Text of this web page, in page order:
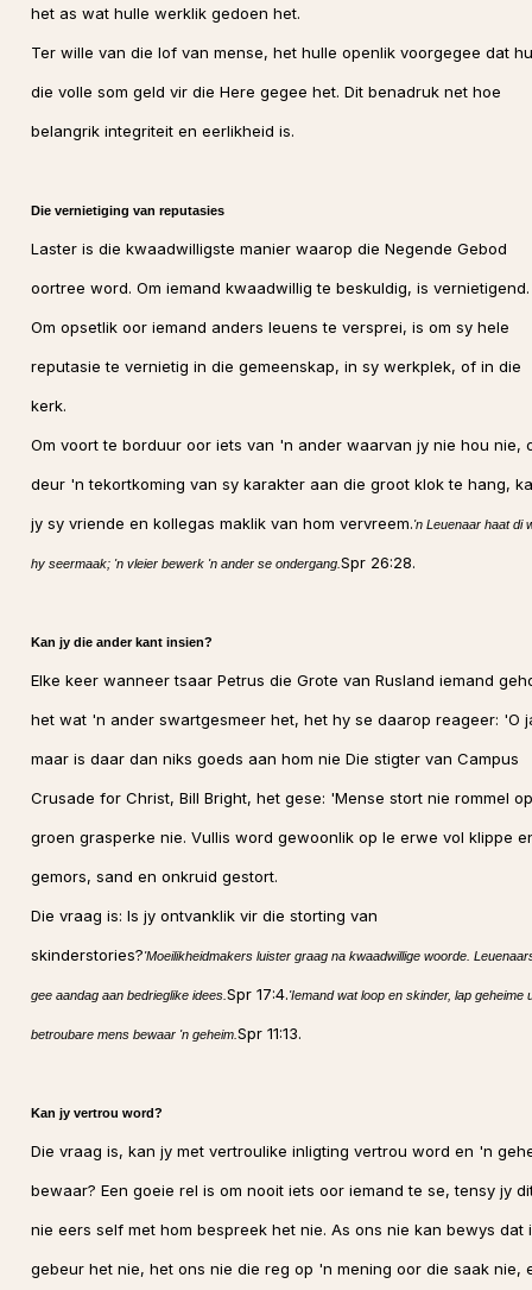
het as wat hulle werklik gedoen het.
Ter wille van die lof van mense, het hulle openlik voorgegee dat
die volle som geld vir die Here gegee het. Dit benadruk net hoe
belangrik integriteit en eerlikheid is.
Die vernietiging van reputasies
Laster is die kwaadwilligste manier waarop die Negende Gebod
oortree word. Om iemand kwaadwillig te beskuldig, is vernietigend.
Om opsetlik oor iemand anders leuens te versprei, is om sy hele
reputasie te vernietig in die gemeenskap, in sy werkplek, of in die
kerk.
Om voort te borduur oor iets van 'n ander waarvan jy nie hou nie,
deur 'n tekortkoming van sy karakter aan die groot klok te hang,
jy sy vriende en kollegas maklik van hom vervreem.'n Leuenaar haat di
hy seermaak; 'n vleier bewerk 'n ander se ondergang. Spr 26:28.
Kan jy die ander kant insien?
Elke keer wanneer tsaar Petrus die Grote van Rusland iemand
het wat 'n ander swartgesmeer het, het hy se daarop reageer: 'O
maar is daar dan niks goeds aan hom nie Die stigter van Campus
Crusade for Christ, Bill Bright, het gese: 'Mense stort nie rommel op
groen grasperke nie. Vullis word gewoonlik op le erwe vol klippe
gemors, sand en onkruid gestort.
Die vraag is: Is jy ontvanklik vir die storting van
skinderstories?'Moeilikheidmakers luister graag na kwaadwillige woorde.
gee aandag aan bedrieglike idees. Spr 17:4.'Iemand wat loop en skinder, lap geheime
betroubare mens bewaar 'n geheim. Spr 11:13.
Kan jy vertrou word?
Die vraag is, kan jy met vertroulike inligting vertrou word en 'n
bewaar? Een goeie rel is om nooit iets oor iemand te se, tensy jy
nie eers self met hom bespreek het nie. As ons nie kan bewys dat
gebeur het nie, het ons nie die reg op 'n mening oor die saak nie,